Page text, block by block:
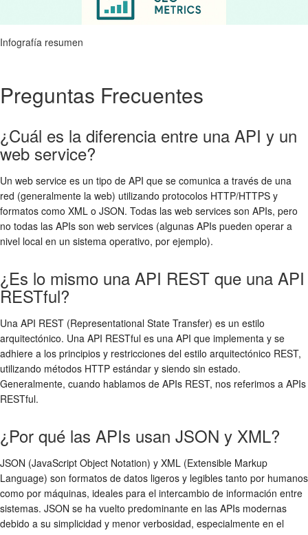
Infografía resumen
Preguntas Frecuentes
¿Cuál es la diferencia entre una API y un
web service?
Un web service es un tipo de API que se comunica a través de una
red (generalmente la web) utilizando protocolos HTTP/HTTPS y
formatos como XML o JSON. Todas las web services son APIs, pero
no todas las APIs son web services (algunas APIs pueden operar a
nivel local en un sistema operativo, por ejemplo).
¿Es lo mismo una API REST que una API
RESTful?
Una API REST (Representational State Transfer) es un estilo
arquitectónico. Una API RESTful es una API que implementa y se
adhiere a los principios y restricciones del estilo arquitectónico REST,
utilizando métodos HTTP estándar y siendo sin estado.
Generalmente, cuando hablamos de APIs REST, nos referimos a APIs
RESTful.
¿Por qué las APIs usan JSON y XML?
JSON (JavaScript Object Notation) y XML (Extensible Markup
Language) son formatos de datos ligeros y legibles tanto por humanos
como por máquinas, ideales para el intercambio de información entre
sistemas. JSON se ha vuelto predominante en las APIs modernas
debido a su simplicidad y menor verbosidad, especialmente en el